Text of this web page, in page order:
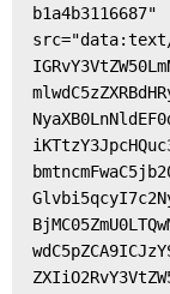
b1a4b3116687"
src="data:text/